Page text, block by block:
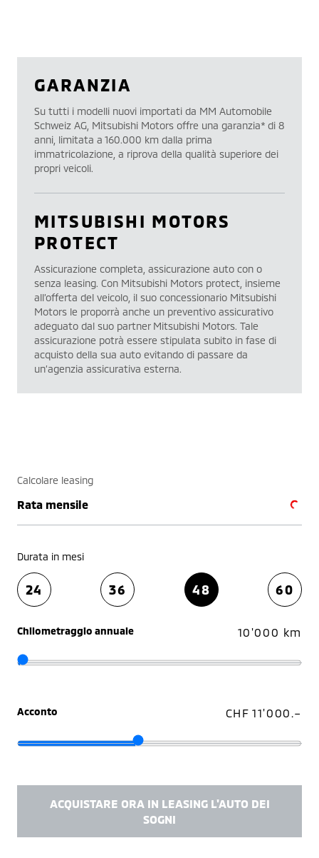
GARANZIA
Su tutti i modelli nuovi importati da MM Automobile
Schweiz AG, Mitsubishi Motors offre una garanzia* di 8
anni, limitata a 160.000 km dalla prima
immatricolazione, a riprova della qualità superiore dei
propri veicoli.
MITSUBISHI MOTORS
PROTECT
Assicurazione completa, assicurazione auto con o
senza leasing. Con Mitsubishi Motors protect, insieme
all’offerta del veicolo, il suo concessionario Mitsubishi
Motors le proporrà anche un preventivo assicurativo
adeguato dal suo partner Mitsubishi Motors. Tale
assicurazione potrà essere stipulata subito in fase di
acquisto della sua auto evitando di passare da
un’agenzia assicurativa esterna.
Calcolare leasing
Rata mensile
Durata in mesi
24 36 48 60
Chilometraggio annuale 10'000 km
Acconto CHF 11'000.–
ACQUISTARE ORA IN LEASING L'AUTO DEI
SOGNI